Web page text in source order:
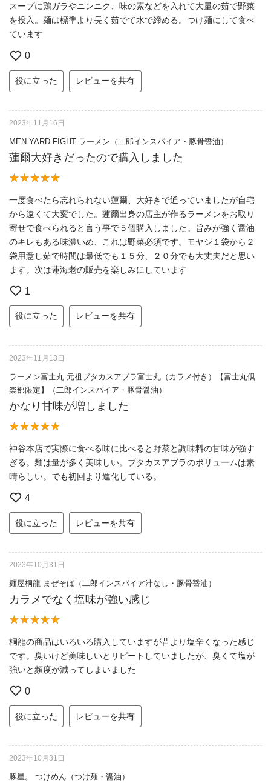
スープに鶏ガラやニンニク、味の素などを入れて大量の茹で野菜
を投入。麺は標準より長く茹でて水で締める。つけ麺にして食べ
ています
0
役に立った レビューを共有
2023年11月16日
MEN YARD FIGHT ラーメン（二郎インスパイア・豚骨醤油）
蓮爾大好きだったので購入しました
一度食べたら忘れられない蓮爾、大好きで通っていましたが自宅
から遠くて大変でした。蓮爾出身の店主が作るラーメンをお取り
寄せで食べられると言う事で５個購入しました。旨みが強く醤油
のキレもある味濃いめ、これは野菜必須です。モヤシ１袋から２
袋用意し茹で時間は最低でも１５分、２０分でも大丈夫だと思い
ます。次は蓮海老の販売を楽しみにしています
1
役に立った レビューを共有
2023年11月13日
ラーメン富士丸 元祖ブタカスアブラ富士丸（カラメ付き）【富士丸倶
楽部限定】（二郎インスパイア・豚骨醤油）
かなり甘味が増しました
神谷本店で実際に食べる味に比べると野菜と調味料の甘味が強す
ぎる。麺は量が多く美味しい。ブタカスアブラのボリュームは素
晴らしい。でも初回より進化している。
4
役に立った レビューを共有
2023年10月31日
麺屋桐龍 まぜそば（二郎インスパイア汁なし・豚骨醤油）
カラメでなく塩味が強い感じ
桐龍の商品はいろいろ購入していますが昔より塩辛くなった感じ
です。臭いけど美味しいとリピートしていましたが、臭くて塩が
強いと頻度が減ってしまいました
0
役に立った レビューを共有
2023年10月31日
豚星。 つけめん（つけ麺・醤油）